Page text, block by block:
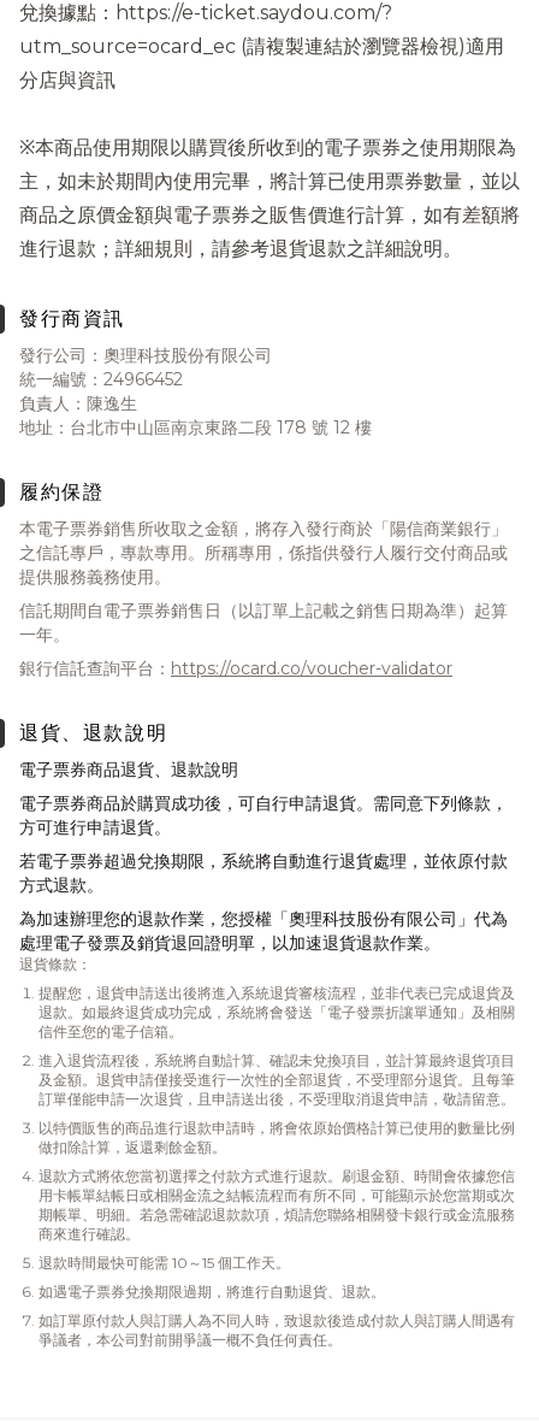
兌換據點：https://e-ticket.saydou.com/?
utm_source=ocard_ec (請複製連結於瀏覽器檢視)適用
分店與資訊
※本商品使用期限以購買後所收到的電子票券之使用期限為
主，如未於期間內使用完畢，將計算已使用票券數量，並以
商品之原價金額與電子票券之販售價進行計算，如有差額將
進行退款；詳細規則，請參考退貨退款之詳細說明。
發行商資訊
發行公司：奧理科技股份有限公司
統一編號：24966452
負責人：陳逸生
地址：台北市中山區南京東路二段 178 號 12 樓
履約保證
本電子票券銷售所收取之金額，將存入發行商於「陽信商業銀行」
之信託專戶，專款專用。所稱專用，係指供發行人履行交付商品或
提供服務義務使用。
信託期間自電子票券銷售日（以訂單上記載之銷售日期為準）起算
一年。
銀行信託查詢平台： https://ocard.co/voucher-validator
退貨、退款說明
電子票券商品退貨、退款說明
電子票券商品於購買成功後，可自行申請退貨。需同意下列條款，
方可進行申請退貨。
若電子票券超過兌換期限，系統將自動進行退貨處理，並依原付款
方式退款。
為加速辦理您的退款作業，您授權「奧理科技股份有限公司」代為
處理電子發票及銷貨退回證明單，以加速退貨退款作業。
退貨條款：
提醒您，退貨申請送出後將進入系統退貨審核流程，並非代表已完成退貨及
退款。如最終退貨成功完成，系統將會發送「電子發票折讓單通知」及相關
信件至您的電子信箱。
進入退貨流程後，系統將自動計算、確認未兌換項目，並計算最終退貨項目
及金額。退貨申請僅接受進行一次性的全部退貨，不受理部分退貨。且每筆
訂單僅能申請一次退貨，且申請送出後，不受理取消退貨申請，敬請留意。
以特價販售的商品進行退款申請時，將會依原始價格計算已使用的數量比例
做扣除計算，返還剩餘金額。
退款方式將依您當初選擇之付款方式進行退款。刷退金額、時間會依據您信
用卡帳單結帳日或相關金流之結帳流程而有所不同，可能顯示於您當期或次
期帳單、明細。若急需確認退款款項，煩請您聯絡相關發卡銀行或金流服務
商來進行確認。
退款時間最快可能需 10～15 個工作天。
如遇電子票券兌換期限過期，將進行自動退貨、退款。
如訂單原付款人與訂購人為不同人時，致退款後造成付款人與訂購人間遇有
爭議者，本公司對前開爭議一概不負任何責任。